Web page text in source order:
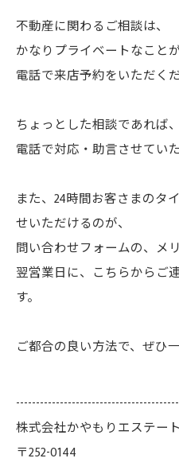
不動産に関わるご相談は、
かなりプライベートなこと
電話で来店予約をいただく
ちょっとした相談であれば、
電話で対応・助言させてい
また、24時間お客さまのタ
せいただけるのが、
問い合わせフォームの、メ
翌営業日に、こちらからご
す。
ご都合の良い方法で、ぜひ
株式会社かやもりエステート
〒252-0144